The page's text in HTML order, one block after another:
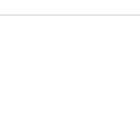
relatou
Católica,